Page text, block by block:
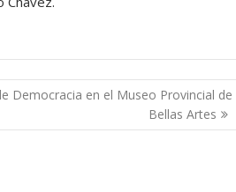
Democracia en el Museo Provincial de
Bellas Artes